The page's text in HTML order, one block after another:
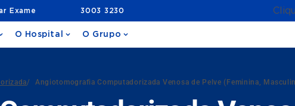
Exame 3003 3230
O Hospital O Grupo
/ Angiotomografia Computadorizada Venosa de Pelve (Feminina,